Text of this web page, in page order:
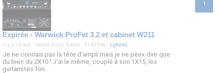
1
Expirée - Warwick ProFet 3.2 et cabinet W211
il y a 16 ans · Vends Ampli Basse · 4145 hits · LgKewL
Je ne connais pas la tête d'ampli mais je ne peux dire que
du bien du 2X10 ! J'ai le même, couplé à son 1X15, les
guitaristes fon...